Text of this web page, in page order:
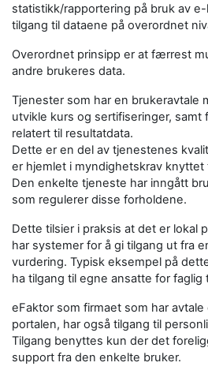
statistikk/rapportering på bruk av
tilgang til dataene på overordnet
Overordnet prinsipp er at færrest
andre brukeres data.
Tjenester som har en brukeravtale
utvikle kurs og sertifiseringer, samt
relatert til resultatdata.
Dette er en del av tjenestenes
er hjemlet i myndighetskrav knyttet
Den enkelte tjeneste har inngått
som regulerer disse forholdene.
Dette tilsier i praksis at det er lokal
har systemer for å gi tilgang ut fra
vurdering. Typisk eksempel på
ha tilgang til egne ansatte for
eFaktor som firmaet som har
portalen, har også tilgang til
Tilgang benyttes kun der det
support fra den enkelte bruker.